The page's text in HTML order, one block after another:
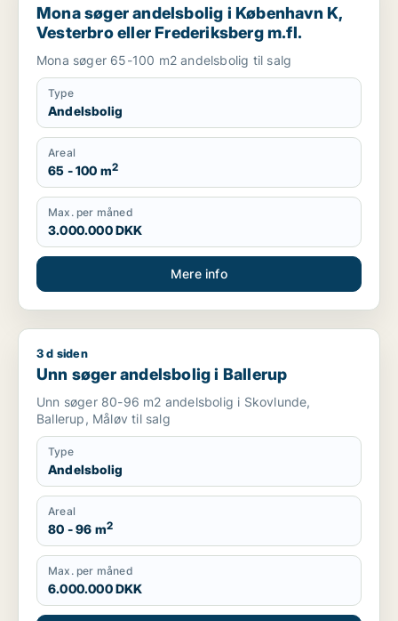
Mona søger andelsbolig i København K,
Vesterbro eller Frederiksberg m.fl.
Mona søger 65-100 m2 andelsbolig til salg
Type
Andelsbolig
Areal
65 - 100 m2
Max. per måned
3.000.000 DKK
Mere info
Unn søger andelsbolig i Ballerup
3 d siden
Unn søger andelsbolig i Ballerup
Unn søger 80-96 m2 andelsbolig i Skovlunde,
Ballerup, Måløv til salg
Type
Andelsbolig
Areal
80 - 96 m2
Max. per måned
6.000.000 DKK